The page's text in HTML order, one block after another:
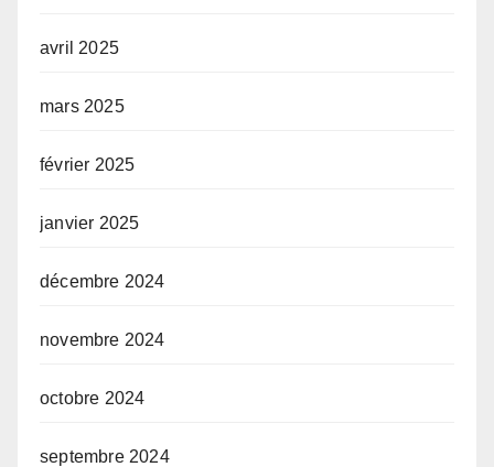
avril 2025
mars 2025
février 2025
janvier 2025
décembre 2024
novembre 2024
octobre 2024
septembre 2024